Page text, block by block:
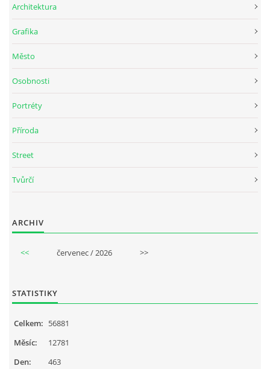
Architektura
Grafika
Město
Osobnosti
Portréty
Příroda
Street
Tvůrčí
ARCHIV
<< červenec / 2026 >>
STATISTIKY
Celkem: 56881
Měsíc:
12781
Den:
463